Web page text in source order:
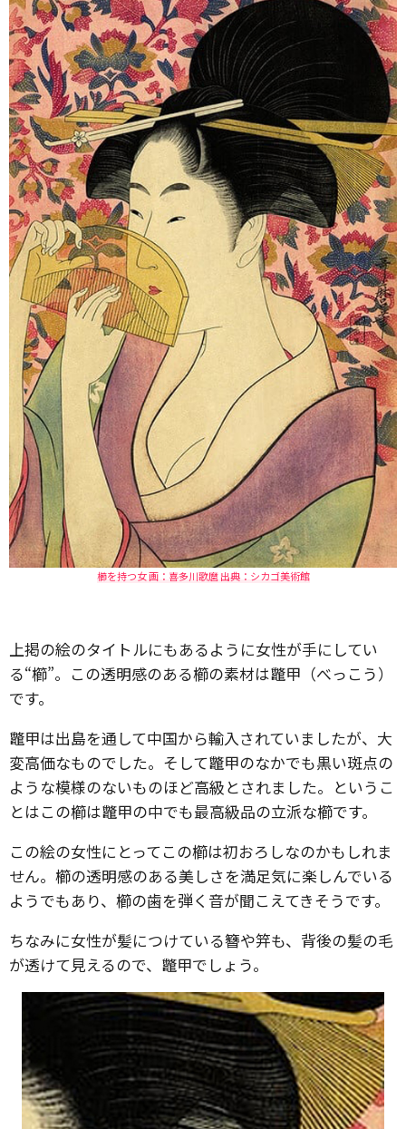
櫛を持つ女 画：喜多川歌麿 出典：シカゴ美術館
上掲の絵のタイトルにもあるように女性が手にしてい
る“櫛”。この透明感のある櫛の素材は鼈甲（べっこう）
です。
鼈甲は出島を通して中国から輸入されていましたが、大
変高価なものでした。そして鼈甲のなかでも黒い斑点の
ような模様のないものほど高級とされました。というこ
とはこの櫛は鼈甲の中でも最高級品の立派な櫛です。
この絵の女性にとってこの櫛は初おろしなのかもしれま
せん。櫛の透明感のある美しさを満足気に楽しんでいる
ようでもあり、櫛の歯を弾く音が聞こえてきそうです。
ちなみに女性が髪につけている簪や笄も、背後の髪の毛
が透けて見えるので、鼈甲でしょう。